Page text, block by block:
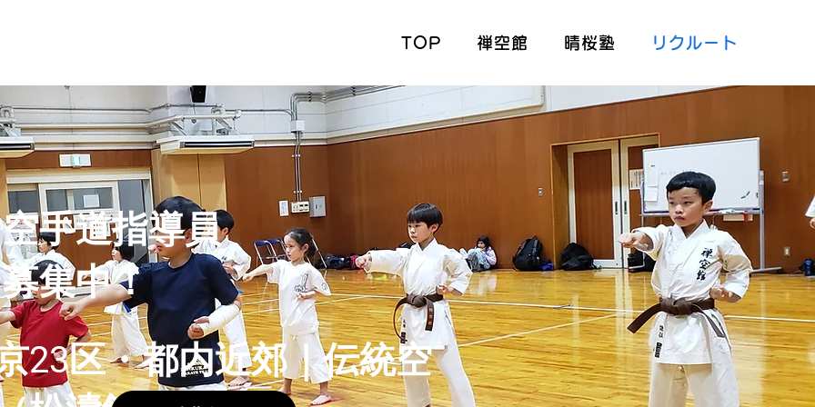
TOP 禅空館 晴桜塾 リクルート
空手道指導員
募集中！
23区・都内近郊｜伝統空